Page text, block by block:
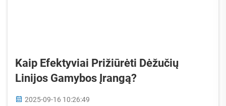
Kaip Efektyviai Prižiūrėti Dėžučių
Linijos Gamybos Įrangą?
2025-09-16 10:26:49